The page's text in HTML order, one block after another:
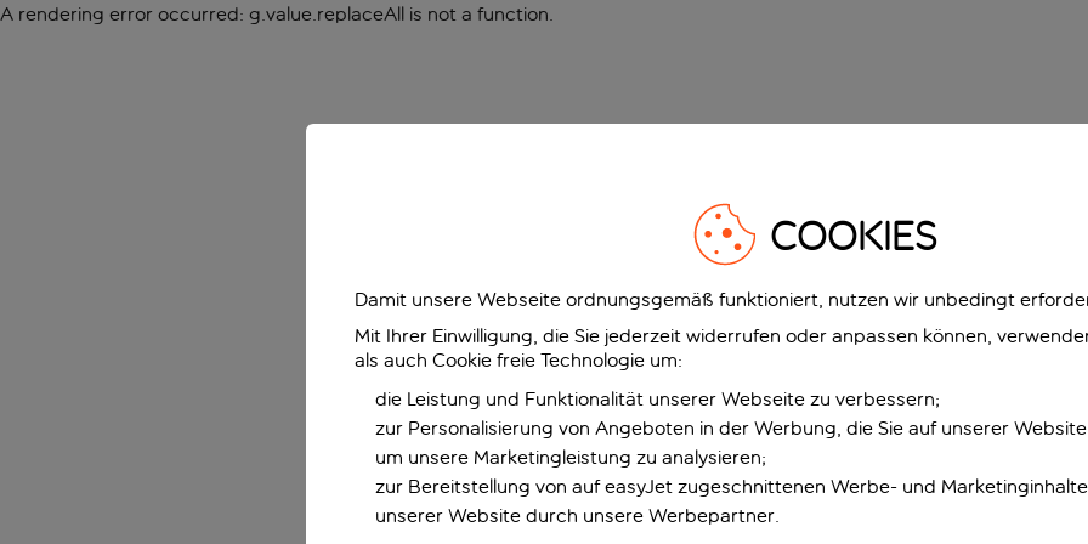
A rendering error occurred: g.value.replaceAll is not a function.
COOKIES
Damit unsere Webseite ordnungsgemäß funktioniert, nutzen wir unbedingt
Mit Ihrer Einwilligung, die Sie jederzeit widerrufen oder anpassen können,
als auch Cookie freie Technologie um:
die Leistung und Funktionalität unserer Webseite zu verbessern;
zur Personalisierung von Angeboten in der Werbung, die Sie auf unserer
um unsere Marketingleistung zu analysieren;
zur Bereitstellung von auf easyJet zugeschnittenen Werbe- und
unserer Website durch unsere Werbepartner.